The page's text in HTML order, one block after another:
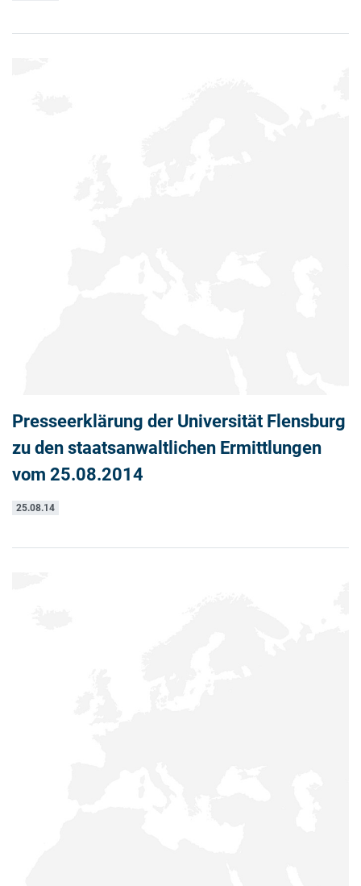
Presseerklärung der Universität Flensburg
zu den staatsanwaltlichen Ermittlungen
vom 25.08.2014
25.08.14